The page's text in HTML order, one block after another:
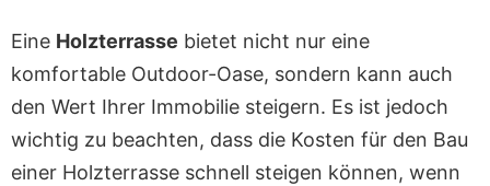
Eine Holzterrasse bietet nicht nur eine
komfortable Outdoor-Oase, sondern kann auch
den Wert Ihrer Immobilie steigern. Es ist jedoch
wichtig zu beachten, dass die Kosten für den Bau
einer Holzterrasse schnell steigen können, wenn